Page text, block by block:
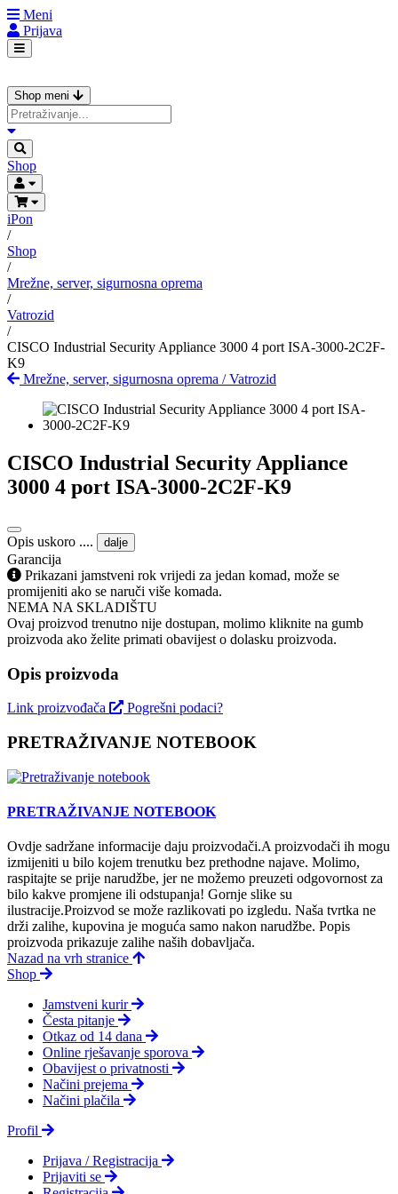
Meni
Prijava
Shop meni
Shop
iPon
/
Shop
/
Mrežne, server, sigurnosna oprema
/
Vatrozid
/
CISCO Industrial Security Appliance 3000 4 port ISA-3000-2C2F-
K9
Mrežne, server, sigurnosna oprema /Vatrozid
CISCO Industrial Security Appliance
3000 4 port ISA-3000-2C2F-K9
Opis uskoro .... dalje
Garancija
Prikazani jamstveni rok vrijedi za jedan komad, može se
promijeniti ako se naruči više komada.
NEMA NA SKLADIŠTU
Ovaj proizvod trenutno nije dostupan, molimo kliknite na gumb
proizvoda ako želite primati obavijest o dolasku proizvoda.
Opis proizvoda
Link proizvođača Pogrešni podaci?
PRETRAŽIVANJE NOTEBOOK
PRETRAŽIVANJE NOTEBOOK
Ovdje sadržane informacije daju proizvodači.A proizvodači ih mogu
izmijeniti u bilo kojem trenutku bez prethodne najave. Molimo,
raspitajte se prije narudžbe, jer ne možemo preuzeti odgovornost za
bilo kakve promjene ili odstupanja! Gornje slike su
ilustracije.Proizvod se može razlikovati po izgledu. Naša tvrtka ne
drži zalihe, kupovina je moguća samo nakon narudžbe. Popis
proizvoda prikazuje zalihe naših dobavljača.
Nazad na vrh stranice
Shop
Jamstveni kurir
Česta pitanje
Otkaz od 14 dana
Online rješavanje sporova
Obavijest o privatnosti
Načini prejema
Načini plačila
Profil
Prijava / Registracija
Prijaviti se